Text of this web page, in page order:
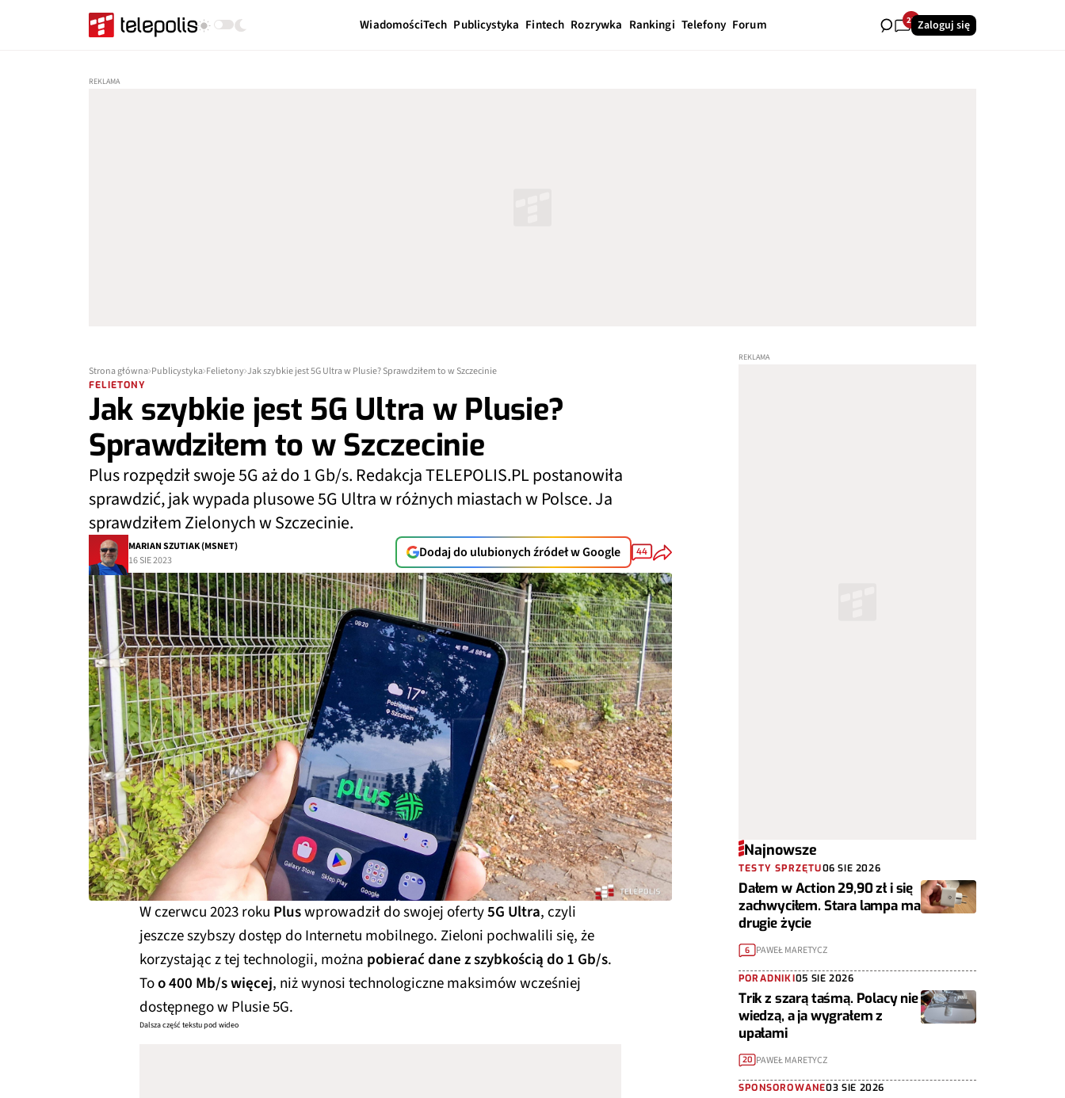
WiadomościTech Publicystyka Fintech Rozrywka Rankingi Telefony Forum 23Zaloguj się
Strona główna Publicystyka Felietony Jak szybkie jest 5G Ultra w Plusie? Sprawdziłem to w Szczecinie
FELIETONY
Jak szybkie jest 5G Ultra w Plusie?
Sprawdziłem to w Szczecinie
Plus rozpędził swoje 5G aż do 1 Gb/s. Redakcja TELEPOLIS.PL postanowiła
sprawdzić, jak wypada plusowe 5G Ultra w różnych miastach w Polsce. Ja
sprawdziłem Zielonych w Szczecinie.
MARIAN SZUTIAK (MSNET)
16 SIE 2023
Dodaj do ulubionych źródeł w Google 44
W czerwcu 2023 roku Pluswprowadził do swojej oferty5G Ultra, czyli
jeszcze szybszy dostęp do Internetu mobilnego. Zieloni pochwalili się, że
korzystając z tej technologii, można pobierać dane z szybkością do 1 Gb/s.
Too 400 Mb/s więcej, niż wynosi technologiczne maksimów wcześniej
dostępnego w Plusie 5G.
Dalsza część tekstu pod wideo
Najnowsze
TESTY SPRZĘTU06 SIE 2026
Dałem w Action 29,90 zł i się
zachwyciłem. Stara lampa ma
drugie życie
6 PAWEŁ MARETYCZ
PORADNIKI05 SIE 2026
Trik z szarą taśmą. Polacy nie
wiedzą, a ja wygrałem z
upałami
20 PAWEŁ MARETYCZ
SPONSOROWANE03 SIE 2026